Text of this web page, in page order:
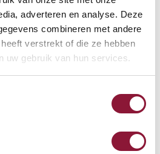
adverteren en analyse. Deze
combineren met andere
verstrekt of die ze hebben
uw gebruik van hun services.
meiner
zurückerstattet?
Retoure bearbeitet?